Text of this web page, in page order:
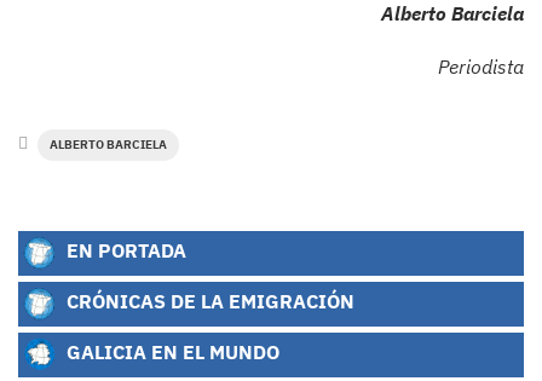
Alberto Barciela
Periodista
ALBERTO BARCIELA
EN PORTADA
CRÓNICAS DE LA EMIGRACIÓN
GALICIA EN EL MUNDO